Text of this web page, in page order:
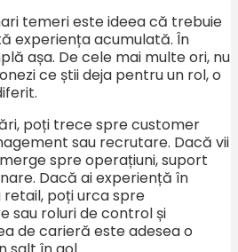
temeri este ideea că trebuie
experiența acumulată. În
așa. De cele mai multe ori, nu
ce știi deja pentru un rol, o
poți trece spre customer
sau recrutare. Dacă vii
spre operațiuni, suport
Dacă ai experiență în
poți urca spre
sau roluri de control și
de carieră este adesea o